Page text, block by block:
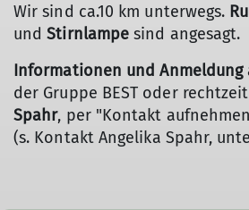
Wir sind ca.10 km unterwegs.
undStirnlampe sind angesagt.
Informationen und Anmeldung
der Gruppe BEST oder
Spahr, per "Kontakt
(s. Kontakt Angelika Spahr,